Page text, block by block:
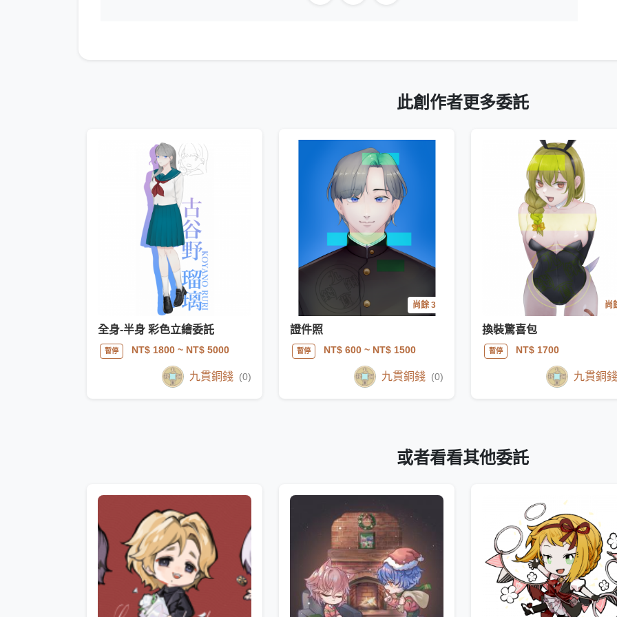
此創作者更多委託
全身-半身 彩色立繪委託
暫停 NT$ 1800~ NT$ 5000
九貫銅錢 (0)
尚餘 3
證件照
暫停 NT$ 600~ NT$ 1500
九貫銅錢 (0)
尚
換裝驚喜包
暫停 NT$ 1700
九貫銅
或者看看其他委託